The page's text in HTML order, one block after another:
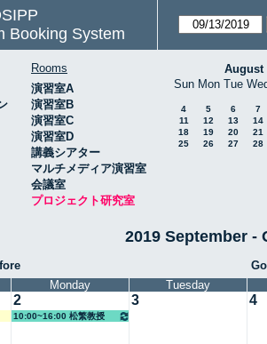
Booking System
Rooms
演習室A
演習室B
演習室C
演習室D
講義シアター
マルチメディア演習室
会議室
プロジェクト研究室
August
Sun Mon Tue
4 5 6
7
11
12 13
14
18
19 20
21
25
26 27 28
2019 September -
Monday Tuesday
2
10:00~16:00 松繁教授
3 4